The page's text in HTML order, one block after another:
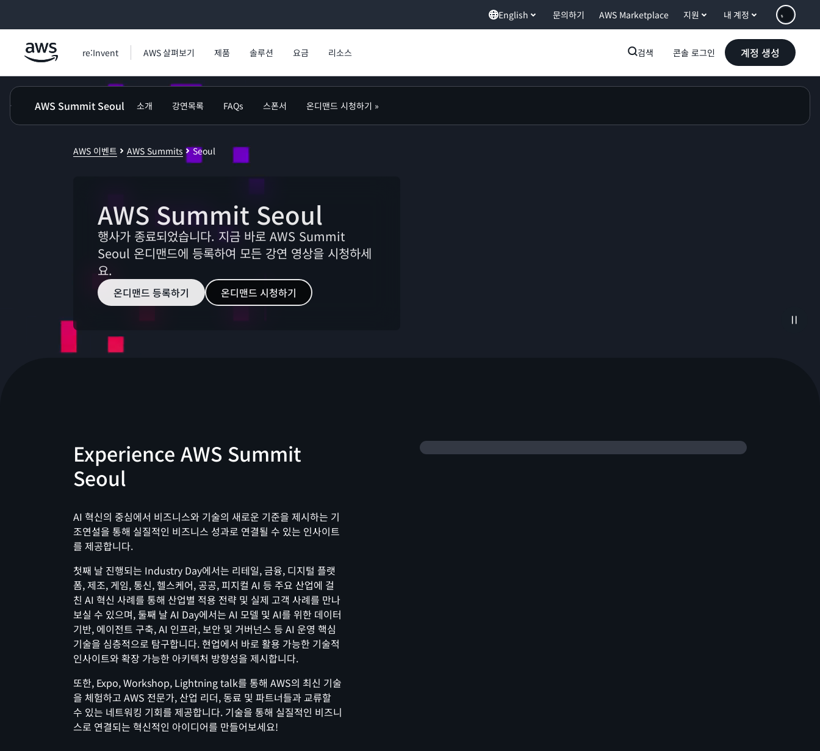
English 문의하기 AWS Marketplace 지원 내 계정
re:Invent AWS 살펴보기 제품 솔루션 요금 리소스 검색 콘솔 로그인 계정 생성
AWS Summit Seoul 소개 강연목록 FAQs 스폰서 온디맨드 시청하기 »
AWS 이벤트 AWS Summits Seoul
AWS Summit Seoul
행사가 종료되었습니다. 지금 바로 AWS Summit
Seoul 온디맨드에 등록하여 모든 강연 영상을 시청하세
요.
온디맨드 등록하기 온디맨드 시청하기
Experience AWS Summit
Seoul
AI 혁신의 중심에서 비즈니스와 기술의 새로운 기준을 제시하는 기
조연설을 통해 실질적인 비즈니스 성과로 연결될 수 있는 인사이트
를 제공합니다.
첫째 날 진행되는 Industry Day에서는 리테일, 금융, 디지털 플랫
폼, 제조, 게임, 통신, 헬스케어, 공공, 피지컬 AI 등 주요 산업에 걸
친 AI 혁신 사례를 통해 산업별 적용 전략 및 실제 고객 사례를 만나
보실 수 있으며, 둘째 날 AI Day에서는 AI 모델 및 AI를 위한 데이터
기반, 에이전트 구축, AI 인프라, 보안 및 거버넌스 등 AI 운영 핵심
기술을 심층적으로 탐구합니다. 현업에서 바로 활용 가능한 기술적
인사이트와 확장 가능한 아키텍처 방향성을 제시합니다.
또한, Expo, Workshop, Lightning talk를 통해 AWS의 최신 기술
을 체험하고 AWS 전문가, 산업 리더, 동료 및 파트너들과 교류할
수 있는 네트워킹 기회를 제공합니다. 기술을 통해 실질적인 비즈니
스로 연결되는 혁신적인 아이디어를 만들어보세요!